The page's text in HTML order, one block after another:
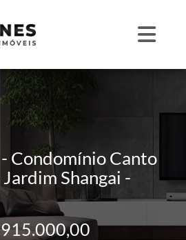
- Condomínio Canto
Shangai -